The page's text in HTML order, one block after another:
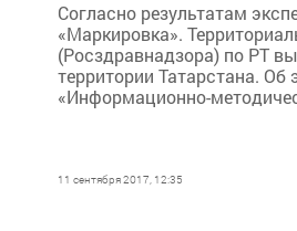
Согласно результатам
«Маркировка».
(Росздравнадзора) по РТ
территории Татарстана.
«Информационно-
11 сентября 2017, 12:35